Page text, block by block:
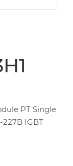
PT Single
227B IGBT